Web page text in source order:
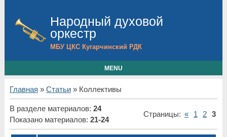
Народный духовой
оркестр
МБУ ЦКС Кугарчинский РДК
MENU
Главная » Статьи» Коллективы
В разделе материалов: 24
Показано материалов: 21-24
Страницы: « 1 2 3